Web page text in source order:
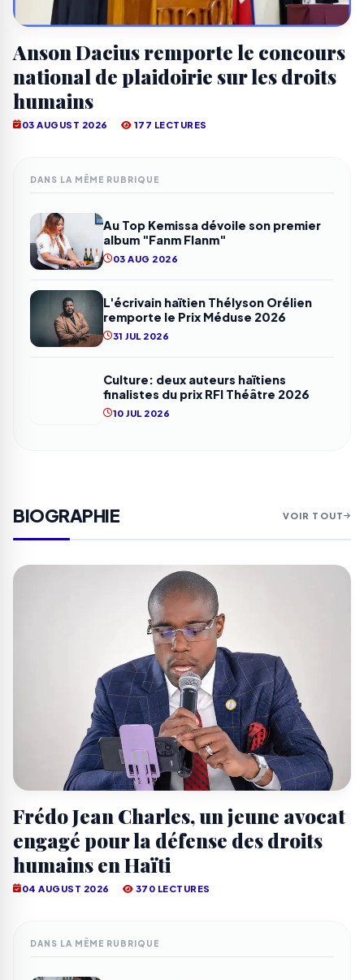
Anson Dacius remporte le concours
national de plaidoirie sur les droits
humains
03 AUGUST 2026 177 LECTURES
DANS LA MÊME RUBRIQUE
Au Top Kemissa dévoile son premier
album "Fanm Flanm"
03 AUG 2026
L'écrivain haïtien Thélyson Orélien
remporte le Prix Méduse 2026
31 JUL 2026
Culture: deux auteurs haïtiens
finalistes du prix RFI Théâtre 2026
10 JUL 2026
BIOGRAPHIE VOIR TOUT
Frédo Jean Charles, un jeune avocat
engagé pour la défense des droits
humains en Haïti
04 AUGUST 2026 370 LECTURES
DANS LA MÊME RUBRIQUE